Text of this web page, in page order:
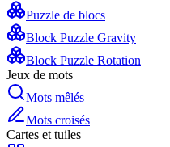
Puzzle de blocs
Block Puzzle Gravity
Block Puzzle Rotation
Jeux de mots
Mots mêlés
Mots croisés
Cartes et tuiles